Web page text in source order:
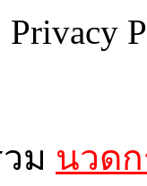
Privacy
ม นวด